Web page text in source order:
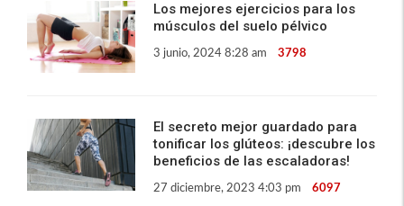
Los mejores ejercicios para los
músculos del suelo pélvico
3 junio, 2024 8:28 am 3798
El secreto mejor guardado para
tonificar los glúteos: ¡descubre los
beneficios de las escaladoras!
27 diciembre, 2023 4:03 pm 6097